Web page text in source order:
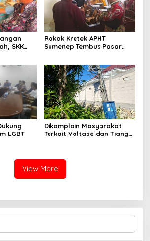
SKK
Rokok Kretek APHT
Sumenep Tembus Pasar
LGBT
Dikomplain Masyarakat
Terkait Voltase dan Tiang
View More